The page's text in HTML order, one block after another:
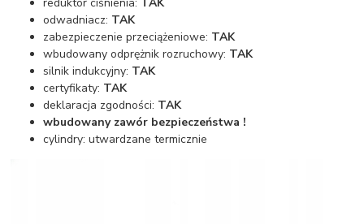
reduktor ciśnienia: TAK
odwadniacz: TAK
zabezpieczenie przeciążeniowe: TAK
wbudowany odprężnik rozruchowy: TAK
silnik indukcyjny: TAK
certyfikaty: TAK
deklaracja zgodności: TAK
wbudowany zawór bezpieczeństwa !
cylindry: utwardzane termicznie